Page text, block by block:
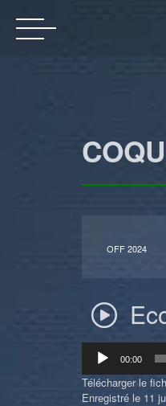
OFF 2024
Lecteur
audio
00:00
Télécharger le
Enregistré le 11